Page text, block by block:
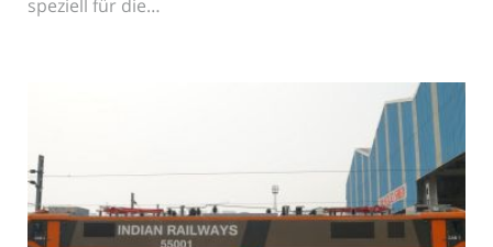
speziell für die…